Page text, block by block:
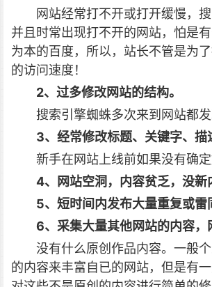
网站经常打不开或打开缓慢，
并且时常出现打不开的网站，怕是
为本的百度，所以，站长不管是为
的访问速度！
2、过多修改网站的结构。
搜索引擎蜘蛛多次来到网站都
3、经常修改标题、关键字、描
新手在网站上线前如果没有确
4、网站空洞，内容贫乏，没新
5、短时间内发布大量重复或雷
6、采集大量其他网站的内容，
没有什么原创作品内容。一般
的内容来丰富自已的网站，但是有